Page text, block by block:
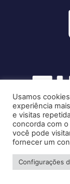
Soluções
Usamos
experiência
e visitas
concorda com
você pode
fornecer um
Configurações